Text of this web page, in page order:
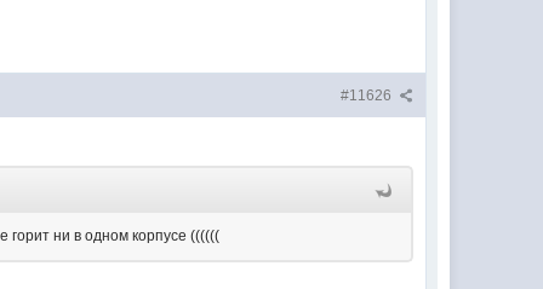
#11626
ни в одном корпусе ((((((